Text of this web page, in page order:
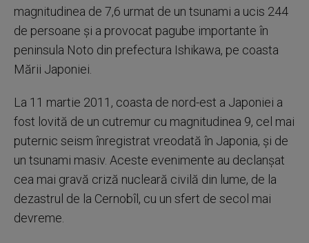
magnitudinea de 7,6 urmat de un tsunami a ucis 244
de persoane şi a provocat pagube importante în
peninsula Noto din prefectura Ishikawa, pe coasta
Mării Japoniei.
La 11 martie 2011, coasta de nord-est a Japoniei a
fost lovită de un cutremur cu magnitudinea 9, cel mai
puternic seism înregistrat vreodată în Japonia, şi de
un tsunami masiv. Aceste evenimente au declanşat
cea mai gravă criză nucleară civilă din lume, de la
dezastrul de la Cernobîl, cu un sfert de secol mai
devreme.